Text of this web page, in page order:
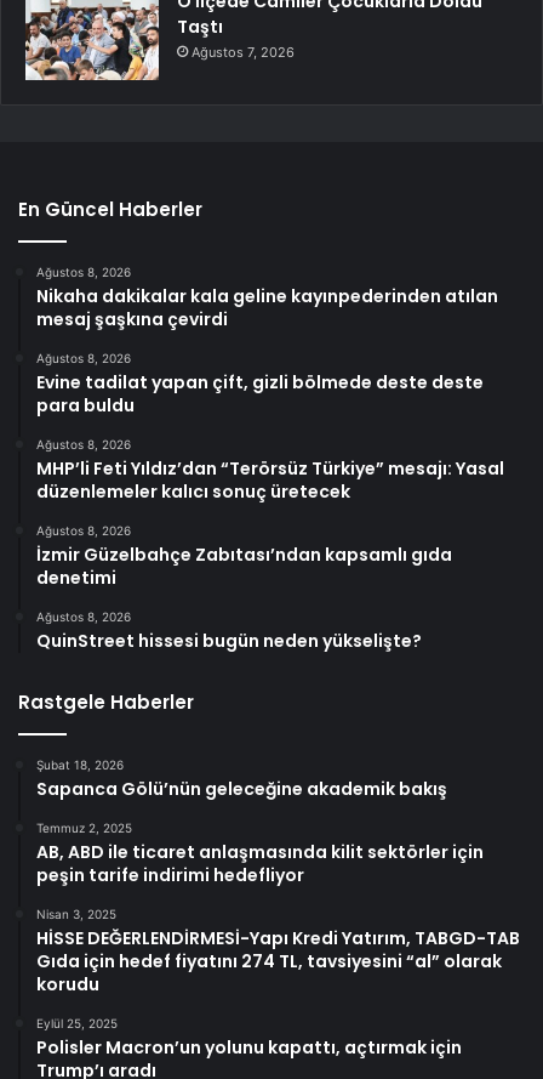
Taştı
Ağustos 7, 2026
En Güncel Haberler
Ağustos 8, 2026
Nikaha dakikalar kala geline kayınpederinden atılan
mesaj şaşkına çevirdi
Ağustos 8, 2026
Evine tadilat yapan çift, gizli bölmede deste deste
para buldu
Ağustos 8, 2026
MHP’li Feti Yıldız’dan “Terörsüz Türkiye” mesajı: Yasal
düzenlemeler kalıcı sonuç üretecek
Ağustos 8, 2026
İzmir Güzelbahçe Zabıtası’ndan kapsamlı gıda
denetimi
Ağustos 8, 2026
QuinStreet hissesi bugün neden yükselişte?
Rastgele Haberler
Şubat 18, 2026
Sapanca Gölü’nün geleceğine akademik bakış
Temmuz 2, 2025
AB, ABD ile ticaret anlaşmasında kilit sektörler için
peşin tarife indirimi hedefliyor
Nisan 3, 2025
HİSSE DEĞERLENDİRMESİ-Yapı Kredi Yatırım, TABGD-TAB
Gıda için hedef fiyatını 274 TL, tavsiyesini “al” olarak
korudu
Eylül 25, 2025
Polisler Macron’un yolunu kapattı, açtırmak için
Trump’ı aradı